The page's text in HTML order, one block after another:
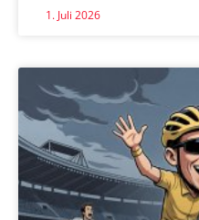
1. Juli 2026